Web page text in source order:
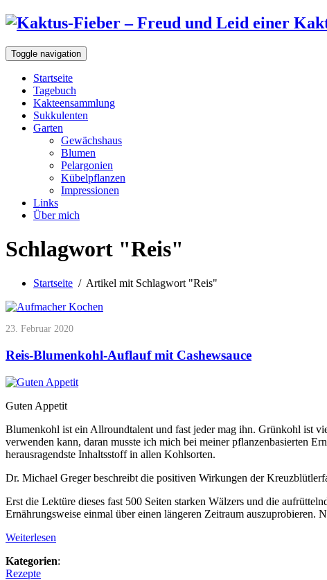
Toggle navigation
Startseite
Tagebuch
Kakteensammlung
Sukkulenten
Garten
Gewächshaus
Blumen
Pelargonien
Kübelpflanzen
Impressionen
Links
Über mich
Schlagwort "Reis"
Startseite / Artikel mit Schlagwort "Reis"
23. Februar 2020
Reis-Blumenkohl-Auflauf mit Cashewsauce
Guten Appetit
Blumenkohl ist ein Allroundtalent und fast jeder mag ihn. Grünkohl ist
verwenden kann, daran musste ich mich bei meiner pflanzenbasierten
herausragendste Inhaltsstoff in allen Kohlsorten.
Dr. Michael Greger beschreibt die positiven Wirkungen der
Erst die Lektüre dieses fast 500 Seiten starken Wälzers und die
Ernährungsweise einmal über einen längeren Zeitraum auszuprobieren.
Weiterlesen
Kategorien:
Rezepte